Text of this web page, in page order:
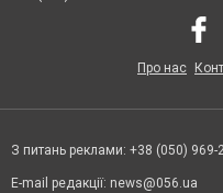
Про нас
З питань реклами: +38 (050) 969-
E-mail редакції: news@056.ua